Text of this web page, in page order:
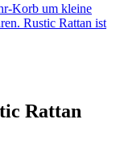
Korb um kleine
Rustic Rattan ist
Rattan